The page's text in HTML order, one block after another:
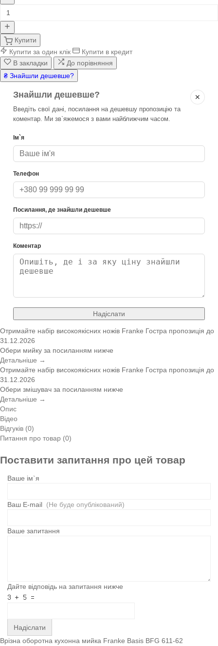
Купити
Купити за один клік
Купити в кредит
В закладки
До порівняння
₴ Знайшли дешевше?
✕
Знайшли дешевше?
Введіть свої дані, посилання на дешевшу пропозицію та
коментар. Ми зв`яжемося з вами найближчим часом.
Ім`я
Телефон
Посилання, де знайшли дешевше
Коментар
Надіслати
Отримайте набір високоякісних ножів Franke Гостра пропозиція до
31.12.2026
Обери мийку за посиланням нижче
Детальніше →
Отримайте набір високоякісних ножів Franke Гостра пропозиція до
31.12.2026
Обери змішувач за посиланням нижче
Детальніше →
Опис
Відео
Відгуків (0)
Питання про товар (0)
Поставити запитання про цей товар
Ваше ім`я
Ваш E-mail (Не буде опублікований)
Ваше запитання
Дайте відповідь на запитання нижче
Надіслати
Врізна оборотна кухонна мийка Franke Basis BFG 611-62